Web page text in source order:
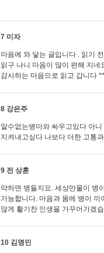
7 미자
마음에 와 닿는 글입니다 . 읽기
읽구 나니 마음이 많이 편해 지네
감사하는 마음으로 읽고 갑니다 **
8 강은주
알수없는병마와 싸우고있다 아
지켜내고싶다 나보다 더한 고통
9 전 상훈
약하면 병들지요. 세상만물이 병
가능합니다. 마음과 몸에 병이 끼
않게 활기찬 인생을 가꾸어가겠
10 김명민